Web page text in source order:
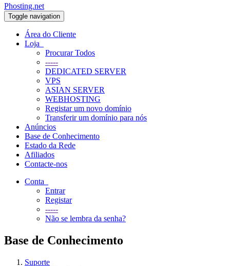
Phosting.net
Toggle navigation
Área do Cliente
Loja
Procurar Todos
-----
DEDICATED SERVER
VPS
ASIAN SERVER
WEBHOSTING
Registar um novo domínio
Transferir um domínio para nós
Anúncios
Base de Conhecimento
Estado da Rede
Afiliados
Contacte-nos
Conta
Entrar
Registar
-----
Não se lembra da senha?
Base de Conhecimento
Suporte